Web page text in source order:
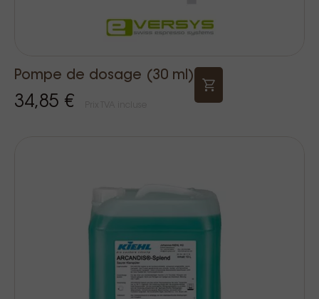
Pompe de dosage (30 ml)
34,85 €